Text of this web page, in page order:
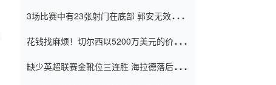
（Taishan）
3场比赛中有23张射门在底部 郭安无效传球
花钱找麻烦！切尔西以5200万美元的价格
窗口
缺少英超联赛金靴位三连胜 海拉德落后6球